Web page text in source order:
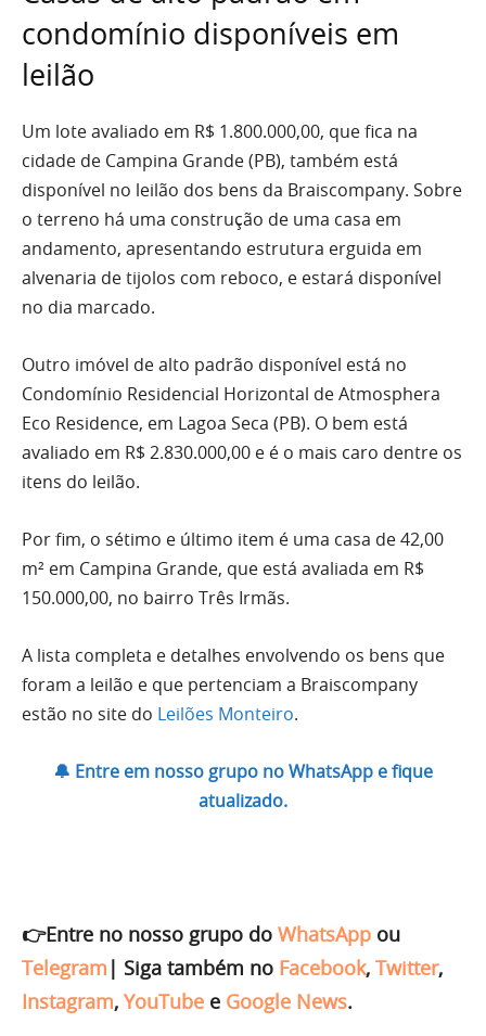
condomínio disponíveis em
leilão
Um lote avaliado em R$ 1.800.000,00, que fica na
cidade de Campina Grande (PB), também está
disponível no leilão dos bens da Braiscompany. Sobre
o terreno há uma construção de uma casa em
andamento, apresentando estrutura erguida em
alvenaria de tijolos com reboco, e estará disponível
no dia marcado.
Outro imóvel de alto padrão disponível está no
Condomínio Residencial Horizontal de Atmosphera
Eco Residence, em Lagoa Seca (PB). O bem está
avaliado em R$ 2.830.000,00 e é o mais caro dentre os
itens do leilão.
Por fim, o sétimo e último item é uma casa de 42,00
m² em Campina Grande, que está avaliada em R$
150.000,00, no bairro Três Irmãs.
A lista completa e detalhes envolvendo os bens que
foram a leilão e que pertenciam a Braiscompany
estão no site do Leilões Monteiro.
🔔 Entre em nosso grupo no WhatsApp e fique
atualizado.
👉Entre no nosso grupo do WhatsApp ou
Telegram | Siga também no Facebook, Twitter,
Instagram, YouTube e Google News.